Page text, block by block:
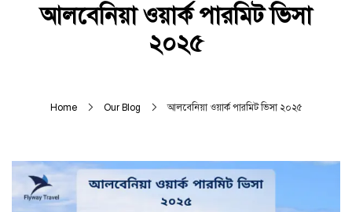
আলবেনিয়া ওয়ার্ক পারমিট ভিসা
২০২৫
Home Our Blog আলবেনিয়া ওয়ার্ক পারমিট ভিসা ২০২৫